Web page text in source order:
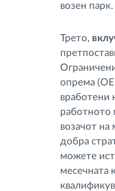
возен парк.
Трето,
опрема
вработени
работното
возачот
добра
можете
месечната